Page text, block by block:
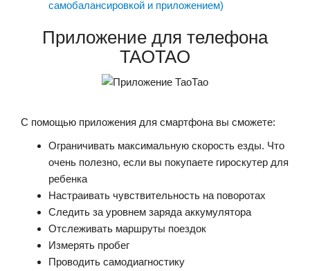
самобалансировкой и приложением)
Приложение для телефона
TAOTAO
С помощью приложения для смартфона вы сможете:
Ограничивать максимальную скорость езды. Что
очень полезно, если вы покупаете гироскутер для
ребенка
Настраивать чувствительность на поворотах
Следить за уровнем заряда аккумулятора
Отслеживать маршруты поездок
Измерять пробег
Проводить самодиагностику